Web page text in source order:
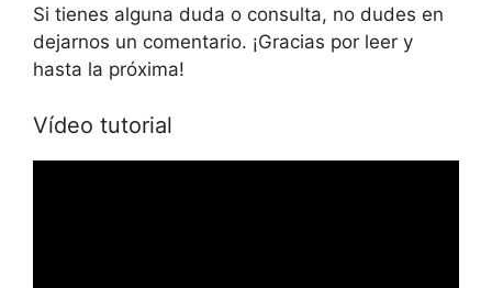
Si tienes alguna duda o consulta, no dudes en
dejarnos un comentario. ¡Gracias por leer y
hasta la próxima!
Vídeo tutorial